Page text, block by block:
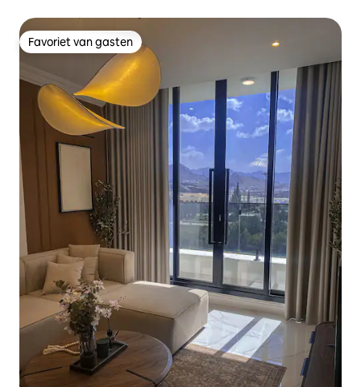
Favoriet van gasten
Favoriet van gasten